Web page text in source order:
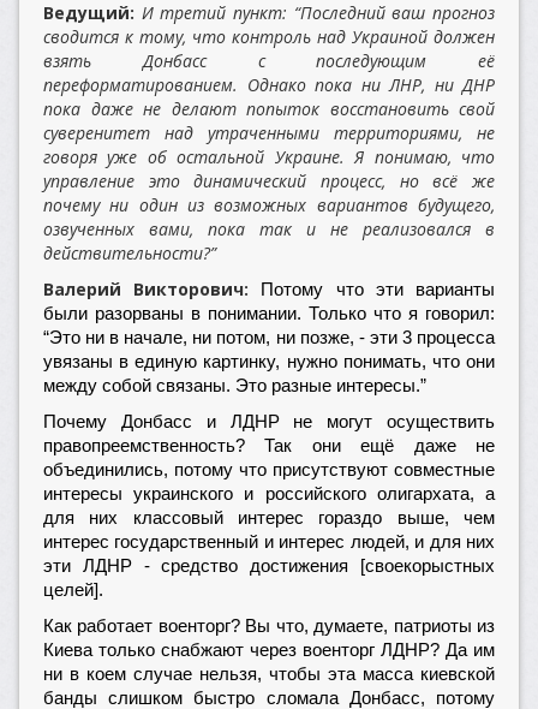
Ведущий: И третий пункт: “Последний ваш прогноз
сводится к тому, что контроль над Украиной должен
взять Донбасс с последующим её
переформатированием. Однако пока ни ЛНР, ни ДНР
пока даже не делают попыток восстановить свой
суверенитет над утраченными территориями, не
говоря уже об остальной Украине. Я понимаю, что
управление это динамический процесс, но всё же
почему ни один из возможных вариантов будущего,
озвученных вами, пока так и не реализовался в
действительности?”
Валерий Викторович:
Потому что эти варианты
были разорваны в понимании. Только что я говорил:
“Это ни в начале, ни потом, ни позже, - эти 3 процесса
увязаны в единую картинку, нужно понимать, что они
между собой связаны. Это разные интересы.”
Почему Донбасс и ЛДНР не могут осуществить
правопреемственность? Так они ещё даже не
объединились, потому что присутствуют совместные
интересы украинского и российского олигархата, а
для них классовый интерес гораздо выше, чем
интерес государственный и интерес людей, и для них
эти ЛДНР - средство достижения [своекорыстных
целей].
Как работает военторг? Вы что, думаете, патриоты из
Киева только снабжают через военторг ЛДНР? Да им
ни в коем случае нельзя, чтобы эта масса киевской
банды слишком быстро сломала Донбасс, потому